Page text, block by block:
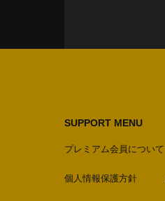
SUPPORT MENU
プレミアム会員について
個人情報保護方針